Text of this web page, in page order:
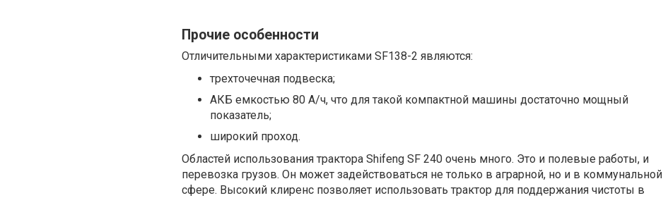
Прочие особенности
Отличительными характеристиками SF138-2 являются:
трехточечная подвеска;
АКБ емкостью 80 А/ч, что для такой компактной машины достаточно мощный
показатель;
широкий проход.
Областей использования трактора Shifeng SF 240 очень много. Это и полевые работы, и
перевозка грузов. Он может задействоваться не только в аграрной, но и в коммунальной
сфере. Высокий клиренс позволяет использовать трактор для поддержания чистоты в